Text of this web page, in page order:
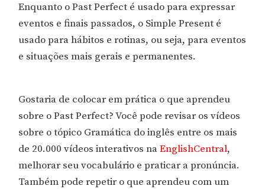
Enquanto o Past Perfect é usado para expressar
eventos e finais passados, o Simple Present é
usado para hábitos e rotinas, ou seja, para eventos
e situações mais gerais e permanentes.
Gostaria de colocar em prática o que aprendeu
sobre o Past Perfect? Você pode revisar os vídeos
sobre o tópico Gramática do inglês entre os mais
de 20.000 vídeos interativos naEnglishCentral,
melhorar seu vocabulário e praticar a pronúncia.
Também pode repetir o que aprendeu com um